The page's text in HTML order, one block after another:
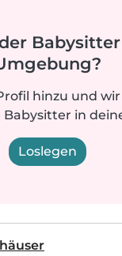
hinzu und
in
Loslegen